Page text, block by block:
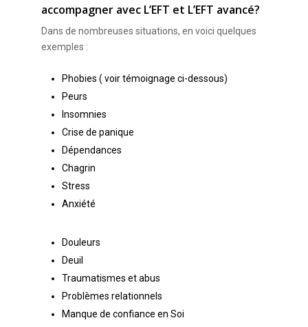
accompagner avec L’EFT et L’EFT avancé?
Dans de nombreuses situations, en voici quelques
exemples :
Phobies ( voir témoignage ci-dessous)
Peurs
Insomnies
Crise de panique
Dépendances
Chagrin
Stress
Anxiété
Douleurs
Deuil
Traumatismes et abus
Problèmes relationnels
Manque de confiance en Soi